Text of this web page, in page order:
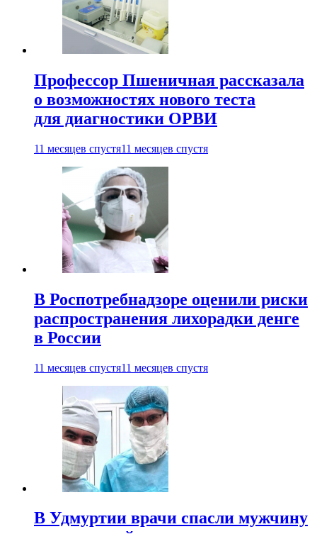
Профессор Пшеничная рассказала
о возможностях нового теста
для диагностики ОРВИ
11 месяцев спустя11 месяцев спустя
В Роспотребнадзоре оценили риски
распространения лихорадки денге
в России
11 месяцев спустя11 месяцев спустя
В Удмуртии врачи спасли мужчину